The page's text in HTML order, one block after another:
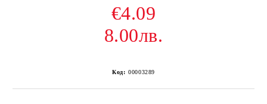
€4.09
8.00лв.
Код: 00003289